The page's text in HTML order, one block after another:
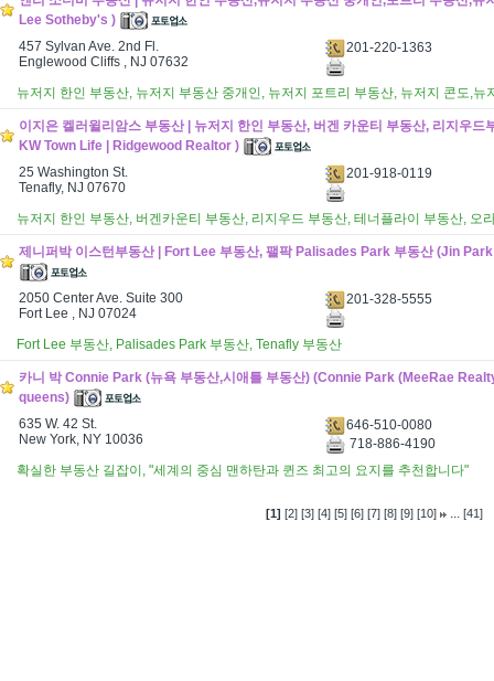
Lee Sotheby's )
457 Sylvan Ave. 2nd Fl.
Englewood Cliffs , NJ 07632
201-220-1363
뉴저지 한인 부동산, 뉴저지 부동산 중개인, 뉴저지 포트리 부동산, 뉴저지 콘도,뉴
이지은 켈러윌리암스 부동산 | 뉴저지 한인 부동산, 버겐 카운티 부동산, 리지우드
KW Town Life | Ridgewood Realtor )
25 Washington St.
Tenafly, NJ 07670
201-918-0119
뉴저지 한인 부동산, 버겐카운티 부동산, 리지우드 부동산, 테너플라이 부동산, 오
제니퍼박 이스턴부동산 | Fort Lee 부동산, 팰팍 Palisades Park 부동산 (Jin
2050 Center Ave. Suite 300
Fort Lee , NJ 07024
201-328-5555
Fort Lee 부동산, Palisades Park 부동산, Tenafly 부동산
카니 박 Connie Park (뉴욕 부동산,시애틀 부동산) (Connie Park (MeeRae
queens)
635 W. 42 St.
New York, NY 10036
646-510-0080
718-886-4190
확실한 부동산 길잡이, "세계의 중심 맨하탄과 퀸즈 최고의 요지를 추천합니다"
[1] [2] [3] [4] [5] [6] [7] [8] [9] [10] ... [41]